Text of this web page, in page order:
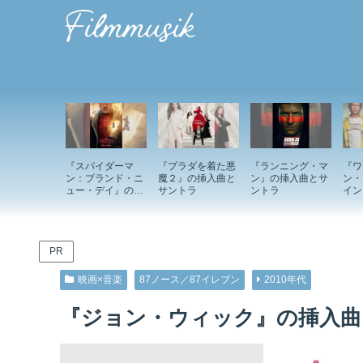
『スパイダーマ
ン：ブランド・ニ
ュー・デイ』の挿
『プラダを着た悪
魔２』の挿入曲と
サントラ
『ランニング・マ
ン』の挿入曲とサ
ントラ
『
ン
イ
PR
映画×音楽 87ノース／87イレブン 2010年代
『ジョン・ウィック』の挿入